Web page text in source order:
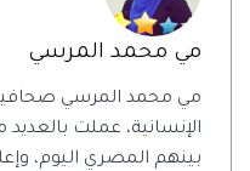
مي محمد المرسي
مي محمد المرسي
الإنسانية، عملت
بينهم المصري اليوم،